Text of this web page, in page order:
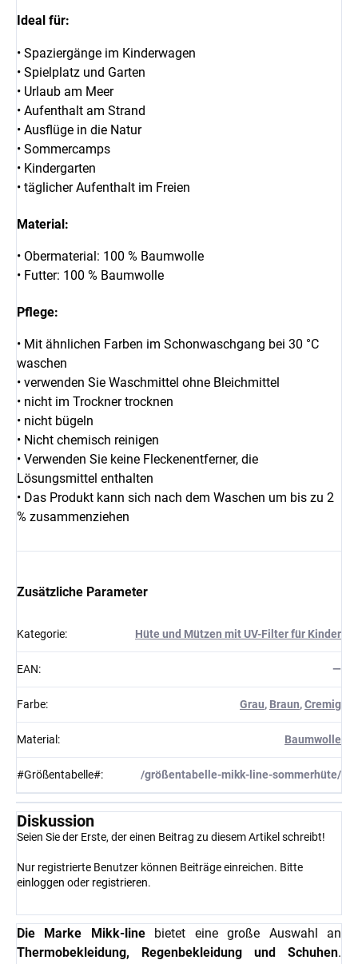
Ideal für:
• Spaziergänge im Kinderwagen
• Spielplatz und Garten
• Urlaub am Meer
• Aufenthalt am Strand
• Ausflüge in die Natur
• Sommercamps
• Kindergarten
• täglicher Aufenthalt im Freien
Material:
• Obermaterial: 100 % Baumwolle
• Futter: 100 % Baumwolle
Pflege:
• Mit ähnlichen Farben im Schonwaschgang bei 30 °C
waschen
• verwenden Sie Waschmittel ohne Bleichmittel
• nicht im Trockner trocknen
• nicht bügeln
• Nicht chemisch reinigen
• Verwenden Sie keine Fleckenentferner, die
Lösungsmittel enthalten
• Das Produkt kann sich nach dem Waschen um bis zu 2
% zusammenziehen
Zusätzliche Parameter
Kategorie: Hüte und Mützen mit UV-Filter für Kinder
EAN: —
Farbe: Grau, Braun,Cremig
Material : Baumwolle
#Größentabelle#: /größentabelle-mikk-line-sommerhüte/
Diskussion
Seien Sie der Erste, der einen Beitrag zu diesem Artikel schreibt!
Nur registrierte Benutzer können Beiträge einreichen. Bitte
einloggen oder registrieren.
Die Marke Mikk-linebietet eine große Auswahl an
Thermobekleidung, Regenbekleidung und Schuhen.